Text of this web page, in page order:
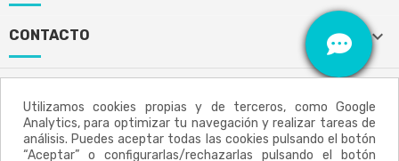
keyboard_arrow_down
CONTACTO
Aviso legal Política de privacidad
Política de cookies Mapa del sitio
Utilizamos cookies propias y de terceros, como Google
Analytics, para optimizar tu navegación y realizar tareas de
análisis. Puedes aceptar todas las cookies pulsando el botón
“Aceptar” o configurarlas/rechazarlas pulsando el botón